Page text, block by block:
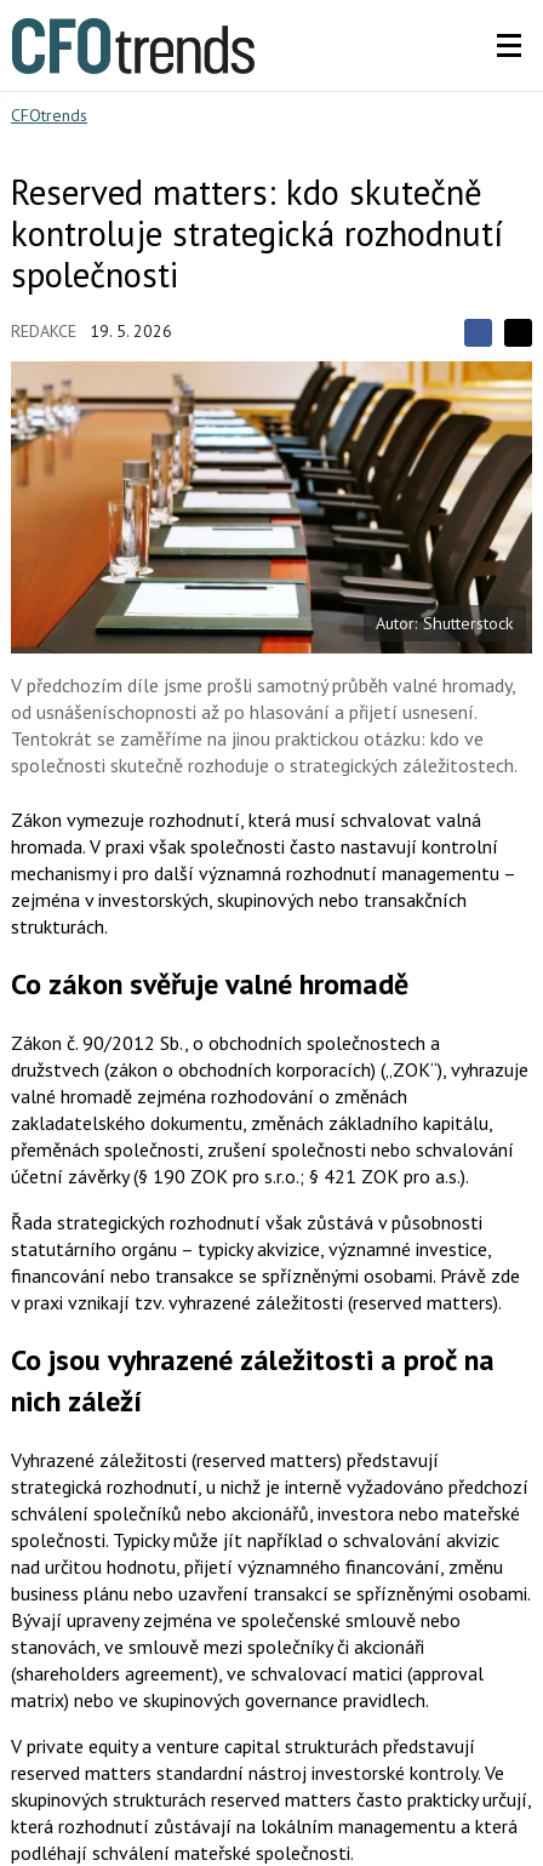
CFOtrends
Reserved matters: kdo skutečně
kontroluje strategická rozhodnutí
společnosti
REDAKCE 19. 5. 2026
S
d
í
l
e
t
S
d
í
l
e
j
t
F
a
b
o
o
k
d
í
l
e
t
e
n
s
i
X
Autor: Shutterstock
V předchozím díle jsme prošli samotný průběh valné hromady,
od usnášeníschopnosti až po hlasování a přijetí usnesení.
Tentokrát se zaměříme na jinou praktickou otázku: kdo ve
společnosti skutečně rozhoduje o strategických záležitostech.
Zákon vymezuje rozhodnutí, která musí schvalovat valná
hromada. V praxi však společnosti často nastavují kontrolní
mechanismy i pro další významná rozhodnutí managementu –
zejména v investorských, skupinových nebo transakčních
strukturách.
Co zákon svěřuje valné hromadě
Zákon č. 90/2012 Sb., o obchodních společnostech a
družstvech (zákon o obchodních korporacích) („ZOK“), vyhrazuje
valné hromadě zejména rozhodování o změnách
zakladatelského dokumentu, změnách základního kapitálu,
přeměnách společnosti, zrušení společnosti nebo schvalování
účetní závěrky (§ 190 ZOK pro s.r.o.; § 421 ZOK pro a.s.).
Řada strategických rozhodnutí však zůstává v působnosti
statutárního orgánu – typicky akvizice, významné investice,
financování nebo transakce se spřízněnými osobami. Právě zde
v praxi vznikají tzv. vyhrazené záležitosti (reserved matters).
Co jsou vyhrazené záležitosti a proč na
nich záleží
Vyhrazené záležitosti (reserved matters) představují
strategická rozhodnutí, u nichž je interně vyžadováno předchozí
schválení společníků nebo akcionářů, investora nebo mateřské
společnosti. Typicky může jít například o schvalování akvizic
nad určitou hodnotu, přijetí významného financování, změnu
business plánu nebo uzavření transakcí se spřízněnými osobami.
Bývají upraveny zejména ve společenské smlouvě nebo
stanovách, ve smlouvě mezi společníky či akcionáři
(shareholders agreement), ve schvalovací matici (approval
matrix) nebo ve skupinových governance pravidlech.
V private equity a venture capital strukturách představují
reserved matters standardní nástroj investorské kontroly. Ve
skupinových strukturách reserved matters často prakticky určují,
která rozhodnutí zůstávají na lokálním managementu a která
podléhají schválení mateřské společnosti.